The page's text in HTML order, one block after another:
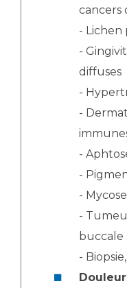
cancers
- Lichen
-
diffuses
-
-
-
-
- Mycose
-
buccale
-